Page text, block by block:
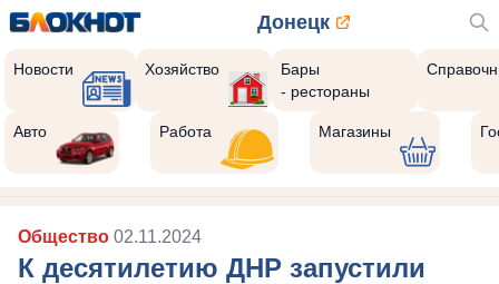
Донецк
Новости Хозяйство
Бары
- рестораны
Авто Работа Магазины
Общество 02.11.2024
К десятилетию ДНР запустили